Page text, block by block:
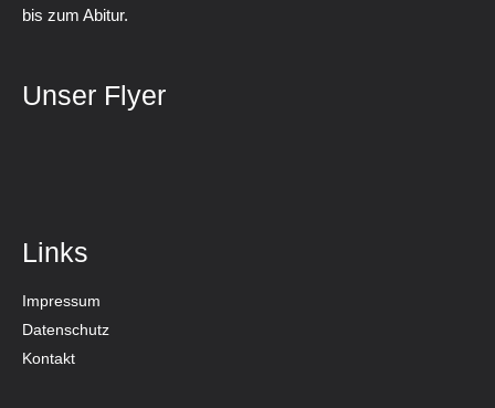
bis zum Abitur.
Unser Flyer
Links
Impressum
Datenschutz
Kontakt